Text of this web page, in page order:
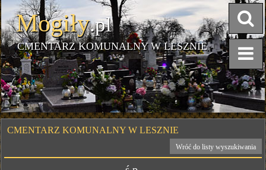
Mogiły.pl
CMENTARZ KOMUNALNY W LESZNIE
CMENTARZ KOMUNALNY W LESZNIE
Wróć do listy wyszukiwania